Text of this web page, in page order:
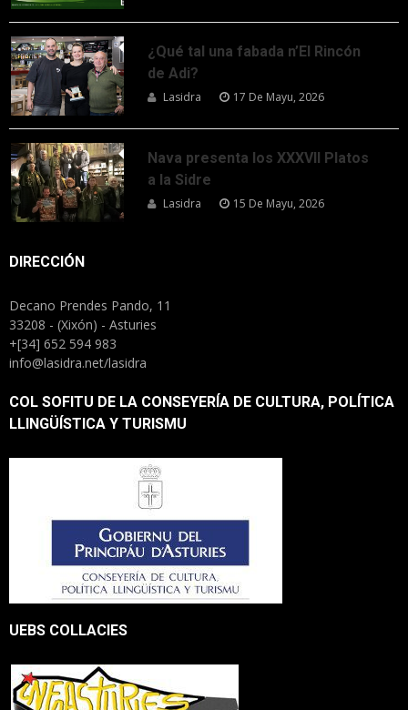
¿Qué tal una fabada n’El Rincón
de Adi?
Lasidra 17 De Mayu, 2026
Nava presenta los XXXVII Platos
a la Sidre
Lasidra 15 De Mayu, 2026
DIRECCIÓN
Decano Prendes Pando, 11
33208 - (Xixón) - Asturies
+[34] 652 594 983
info@lasidra.net/lasidra
COL SOFITU DE LA CONSEYERÍA DE CULTURA, POLÍTICA
LLINGÜÍSTICA Y TURISMU
UEBS COLLACIES